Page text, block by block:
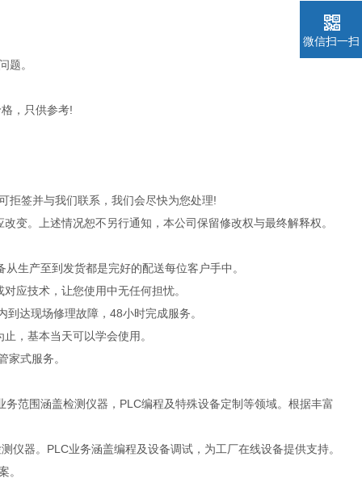
题。
，只供参考!
拒签并与我们联系，我们会尽快为您处理!
变。上述情况恕不另行通知，本公司保留修改权与最终解释权。
生产至到发货都是完好的配送每位客户手中。
应技术，让您使用中无任何担忧。
达现场修理故障，48小时完成服务。
，基本当天可以学会使用。
式服务。
围涵盖检测仪器，PLC编程及特殊设备定制等领域。根据丰富
。PLC业务涵盖编程及设备调试，为工厂在线设备提供支持。
。
微信扫一扫